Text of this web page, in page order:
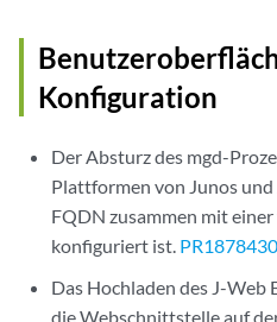
Konfiguration
Der Absturz des mgd-
Plattformen von Junos
FQDN zusammen mit
konfiguriert ist. PR1878430
Das Hochladen des J-Web
die Webschnittstelle auf